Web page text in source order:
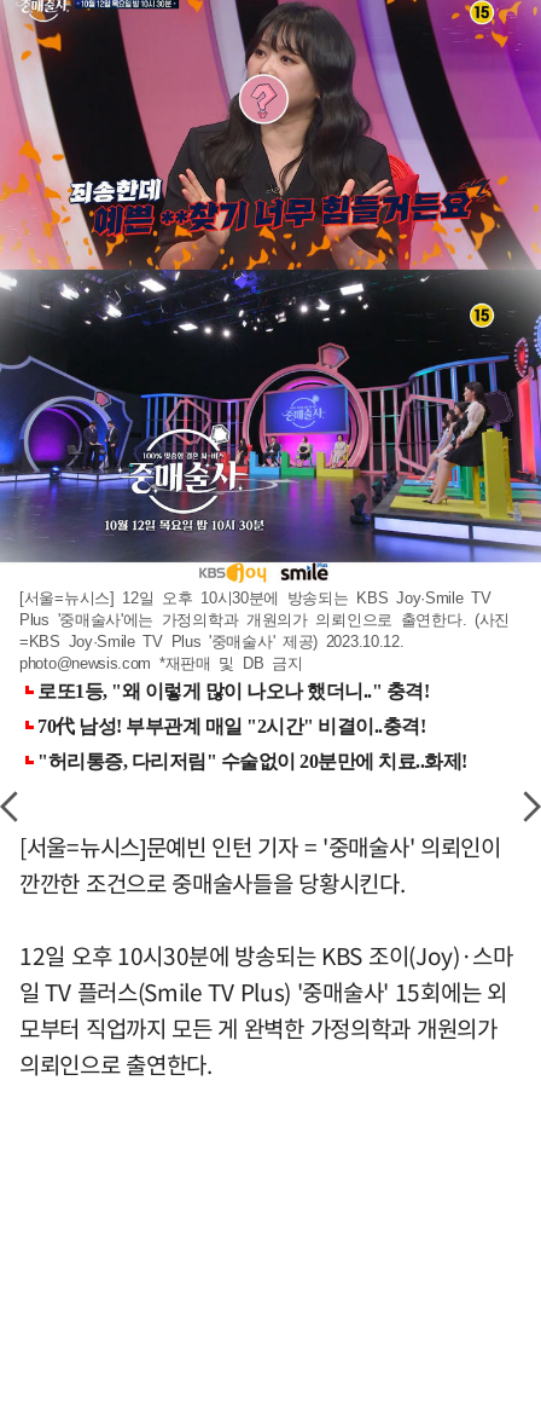
[서울=뉴시스] 12일 오후 10시30분에 방송되는 KBS Joy·Smile TV
Plus '중매술사'에는 가정의학과 개원의가 의뢰인으로 출연한다. (사진
=KBS Joy·Smile TV Plus '중매술사' 제공) 2023.10.12.
photo@newsis.com *재판매 및 DB 금지
[서울=뉴시스]문예빈 인턴 기자 = '중매술사' 의뢰인이
깐깐한 조건으로 중매술사들을 당황시킨다.
12일 오후 10시30분에 방송되는 KBS 조이(Joy)·스마
일 TV 플러스(Smile TV Plus) '중매술사' 15회에는 외
모부터 직업까지 모든 게 완벽한 가정의학과 개원의가
의뢰인으로 출연한다.